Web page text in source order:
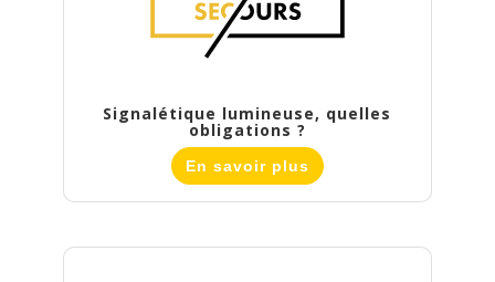
Signalétique lumineuse, quelles
obligations ?
En savoir plus